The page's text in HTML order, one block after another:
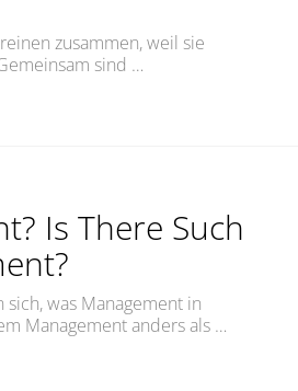
zusammen, weil sie
sind …
nur gemeinsam gut“
Is There Such
was Management in
Management anders als …
Such a Thing as Agile